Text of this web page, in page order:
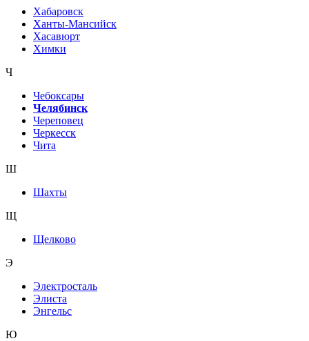
Хабаровск
Ханты-Мансийск
Хасавюрт
Химки
Ч
Чебоксары
Челябинск
Череповец
Черкесск
Чита
Ш
Шахты
Щ
Щелково
Э
Электросталь
Элиста
Энгельс
Ю